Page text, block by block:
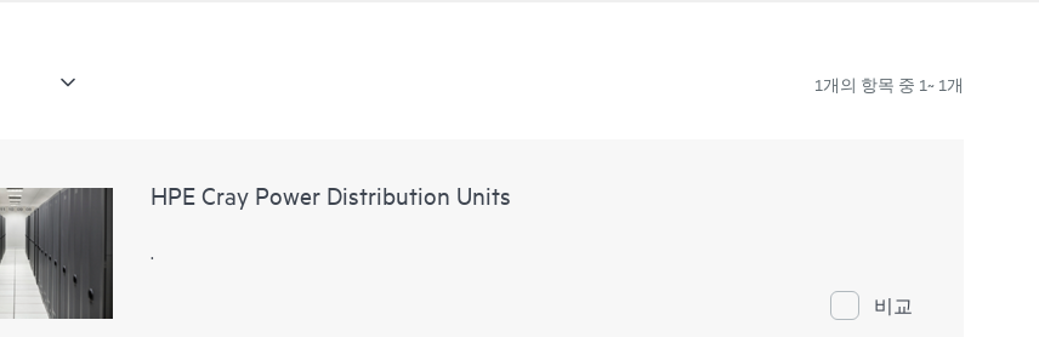
1개의 항목 중 1~ 1개
HPE Cray Power Distribution Units
.
비교